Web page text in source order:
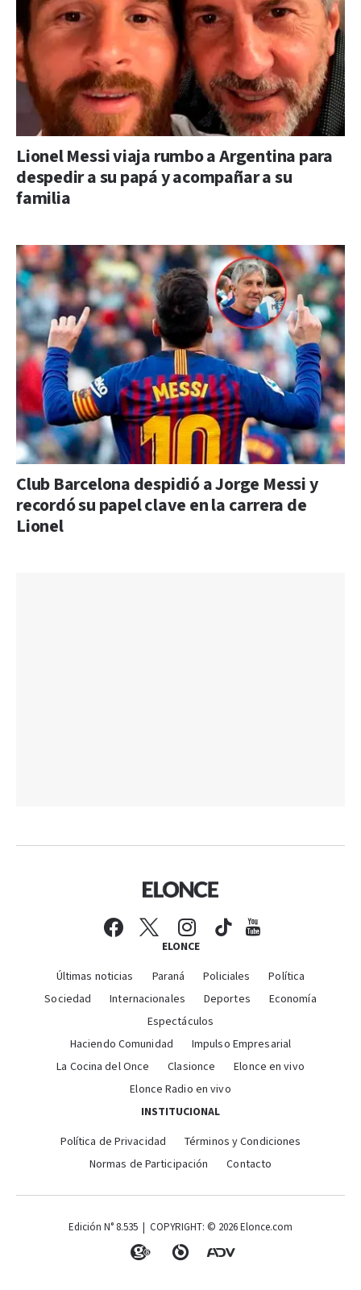
Lionel Messi viaja rumbo a Argentina para
despedir a su papá y acompañar a su
familia
Club Barcelona despidió a Jorge Messi y
recordó su papel clave en la carrera de
Lionel
ELONCE
Últimas noticias Paraná Policiales
Política
Sociedad
Internacionales Deportes
Economía
Espectáculos
Haciendo Comunidad
Impulso Empresarial
La Cocina del Once
Clasionce
Elonce en vivo
Elonce Radio en vivo
INSTITUCIONAL
Política de Privacidad
Términos y Condiciones
Normas de Participación
Contacto
Edición N° 8.535 | COPYRIGHT: © 2026 Elonce.com